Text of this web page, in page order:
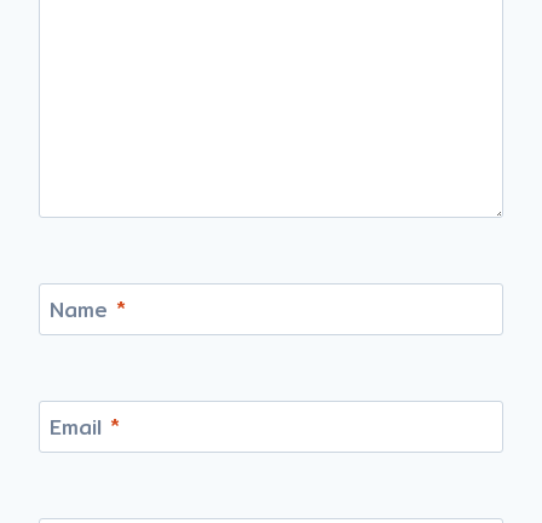
Name *
Email *